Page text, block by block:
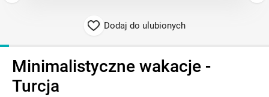
Dodaj do ulubionych
Minimalistyczne wakacje -
Turcja